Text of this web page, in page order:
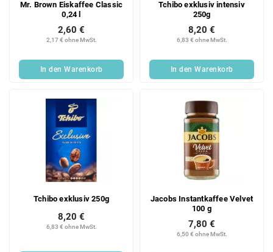
Mr. Brown Eiskaffee Classic
0,24 l
2,17 € ohne MwSt.
2,60 €
In den Warenkorb
Tchibo exklusiv intensiv
250g
6,83 € ohne MwSt.
8,20 €
In den Warenkorb
Tchibo exklusiv 250g
6,83 € ohne MwSt.
8,20 €
Jacobs Instantkaffee Velvet
100 g
6,50 € ohne MwSt.
7,80 €